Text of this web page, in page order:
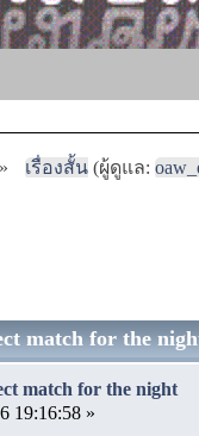
เรื่องสั้น(ผู้ดูแล:
match for the
match for the night
19:16:58 »